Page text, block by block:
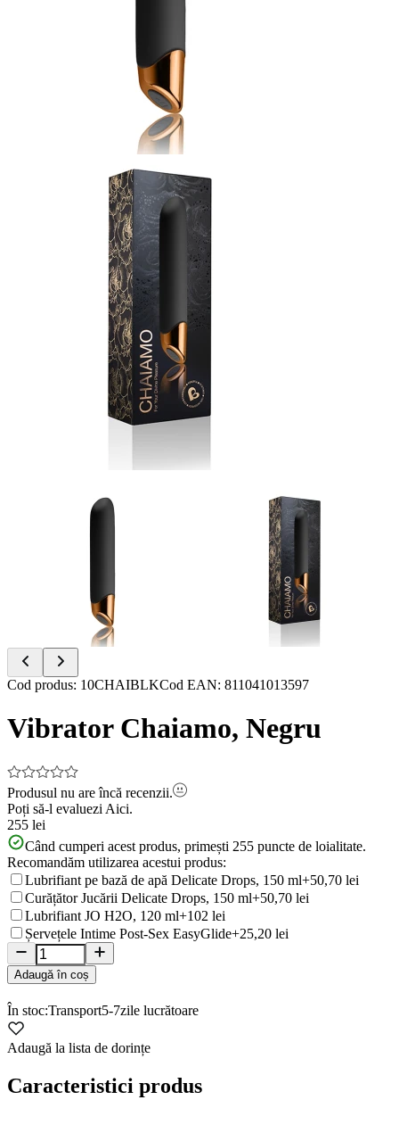
Item
of
2
Cod produs: 10CHAIBLKCod EAN: 811041013597
Vibrator Chaiamo, Negru
Produsul nu are încă recenzii.
Poți să-l evaluezi Aici.
255 lei
Când cumperi acest produs, primești 255 puncte de loialitate.
Recomandăm utilizarea acestui produs:
Lubrifiant pe bază de apă Delicate Drops, 150 ml+50,70 lei
Curățător Jucării Delicate Drops, 150 ml+50,70 lei
Lubrifiant JO H2O, 120 ml+102 lei
Șervețele Intime Post-Sex EasyGlide+25,20 lei
Adaugă în coș
În stoc:Transport5-7zile lucrătoare
Adaugă la lista de dorințe
Caracteristici produs